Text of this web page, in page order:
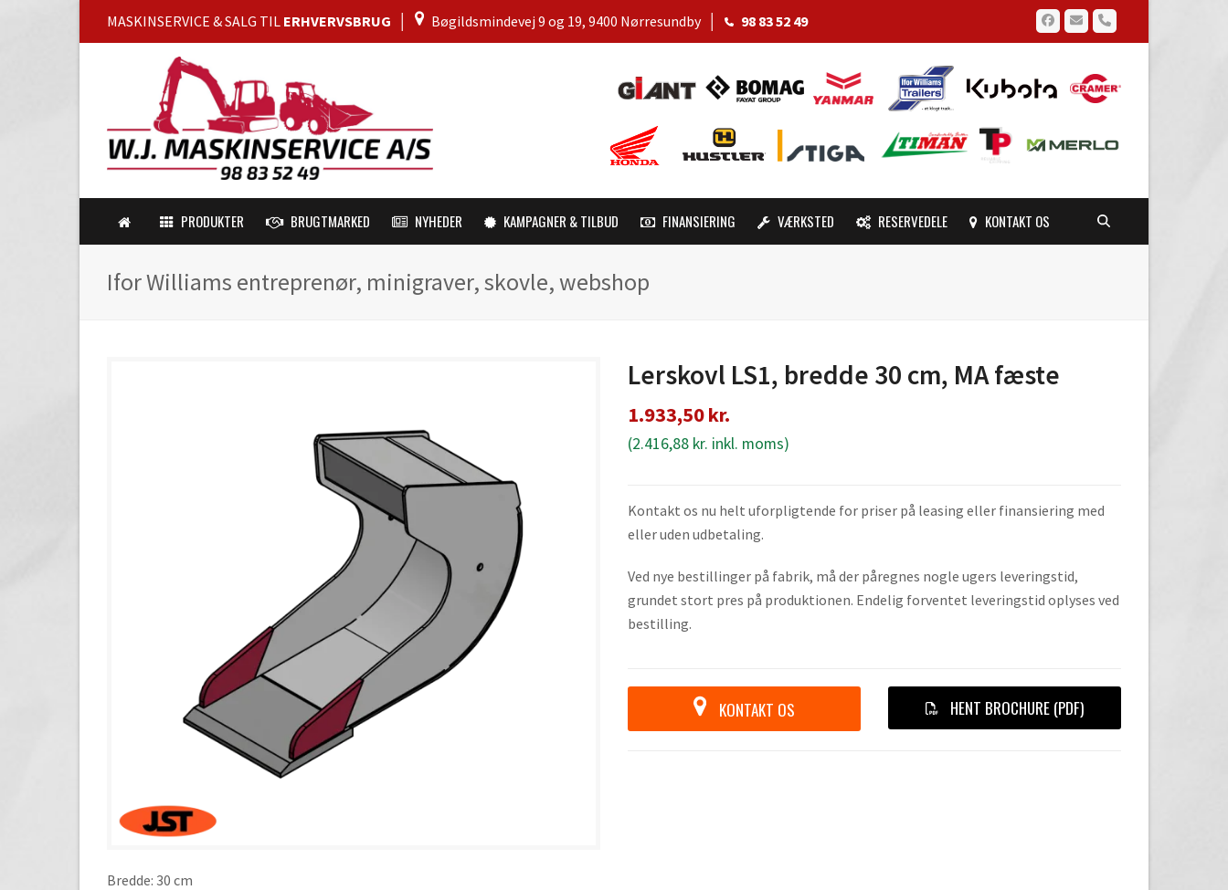
MASKINSERVICE & SALG TIL ERHVERVSBRUG Bøgildsmindevej 9 og 19, 9400 Nørresundby 98 83 52 49 Facebook
EmailPhone
PRODUKTER BRUGTMARKED NYHEDER KAMPAGNER & TILBUD FINANSIERING VÆRKSTED RESERVEDELE KONTAKT OS
Ifor Williams entreprenør, minigraver, skovle, webshop
Lerskovl LS1, bredde 30 cm, MA fæste
1.933,50kr.
(2.416,88 kr. inkl. moms)
Kontakt os nu helt uforpligtende for priser på leasing eller finansiering med
eller uden udbetaling.
Ved nye bestillinger på fabrik, må der påregnes nogle ugers leveringstid,
grundet stort pres på produktionen. Endelig forventet leveringstid oplyses ved
bestilling.
KONTAKT OS HENT BROCHURE (PDF)
Bredde: 30 cm